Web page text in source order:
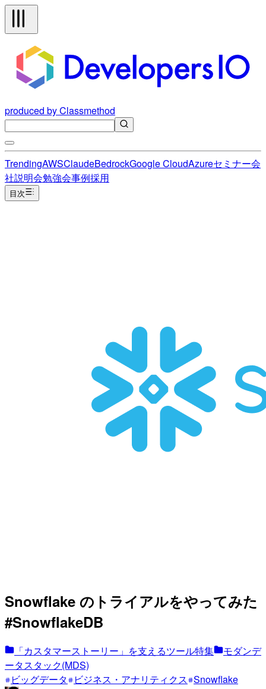
produced by Classmethod
TrendingAWSClaudeBedrockGoogle CloudAzureセミナー会
社説明会勉強会事例採用
目次
Snowflake のトライアルをやってみた
#SnowflakeDB
「カスタマーストーリー」を支えるツール特集
モダンデ
ータスタック(MDS)
ビッグデータ
ビジネス・アナリティクス Snowflake